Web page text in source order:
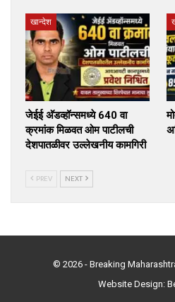
खान्देश
जेईई अ‍ॅडव्हॉन्समध्ये 640 वा
क्रमांक मिळवत ओम पाटीलची
देशपातळीवर उल्लेखनीय कामगिरी
PREV NEXT
© 2026 - Breaking
Website Design: